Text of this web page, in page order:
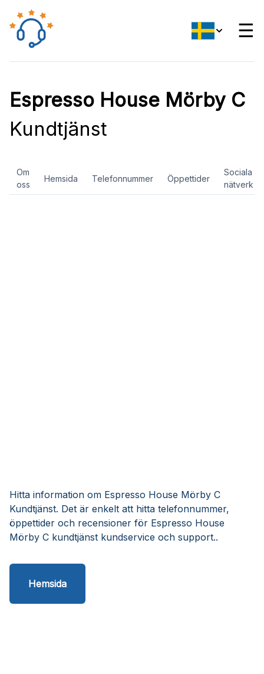
☰
Espresso House Mörby C
Kundtjänst
Om
oss
Hemsida Telefonnummer Öppettider
Sociala
nätverk
Hitta information om Espresso House Mörby C
Kundtjänst. Det är enkelt att hitta telefonnummer,
öppettider och recensioner för Espresso House
Mörby C kundtjänst kundservice och support..
Hemsida